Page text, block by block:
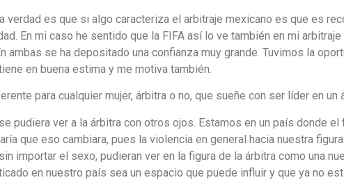
verdad es que si algo caracteriza el arbitraje mexicano es que es
En mi caso he sentido que la FIFA así lo ve también en mi
ambas se ha depositado una confianza muy grande. Tuvimos la
en buena estima y me motiva también.
para cualquier mujer, árbitra o no, que sueñe con ser líder en
pudiera ver a la árbitra con otros ojos. Estamos en un país donde
que eso cambiara, pues la violencia en general hacia nuestra
importar el sexo, pudieran ver en la figura de la árbitra como una
en nuestro país sea un espacio que puede influir y que ya no